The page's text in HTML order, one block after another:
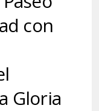
con
Gloria